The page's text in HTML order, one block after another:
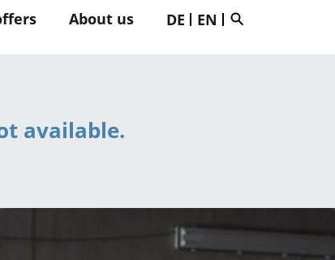
About us DE EN
available.